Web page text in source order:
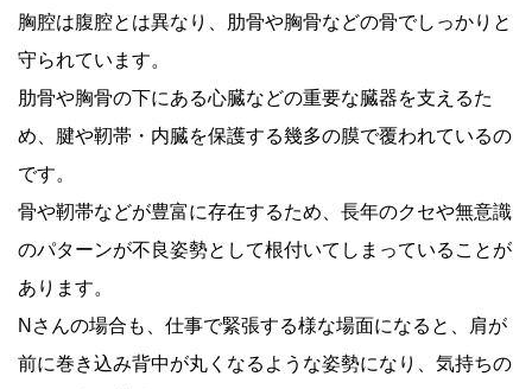
胸腔は腹腔とは異なり、肋骨や胸骨などの骨でしっかりと
守られています。
肋骨や胸骨の下にある心臓などの重要な臓器を支えるた
め、腱や靭帯・内臓を保護する幾多の膜で覆われているの
です。
骨や靭帯などが豊富に存在するため、長年のクセや無意識
のパターンが不良姿勢として根付いてしまっていることが
あります。
Nさんの場合も、仕事で緊張する様な場面になると、肩が
前に巻き込み背中が丸くなるような姿勢になり、気持ちの